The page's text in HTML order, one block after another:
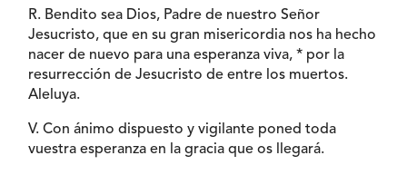
R. Bendito sea Dios, Padre de nuestro Señor
Jesucristo, que en su gran misericordia nos ha hecho
nacer de nuevo para una esperanza viva, * por la
resurrección de Jesucristo de entre los muertos.
Aleluya.
V. Con ánimo dispuesto y vigilante poned toda
vuestra esperanza en la gracia que os llegará.